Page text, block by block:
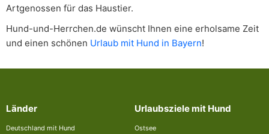
Artgenossen für das Haustier.
Hund-und-Herrchen.de wünscht Ihnen eine erholsame Zeit
und einen schönen Urlaub mit Hund in Bayern!
Länder
Deutschland mit Hund
Urlaubsziele mit Hund
Ostsee